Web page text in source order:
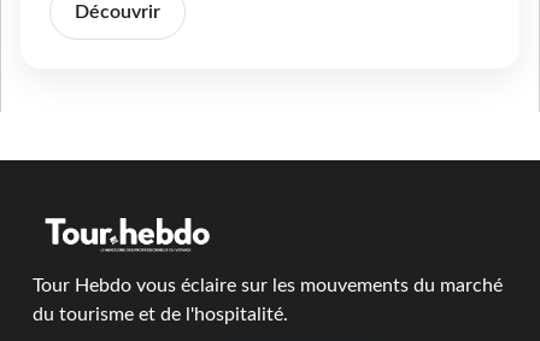
Découvrir
Tour Hebdo vous éclaire sur les mouvements du marché
du tourisme et de l'hospitalité.